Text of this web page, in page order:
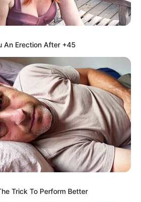
9 Ex-Actors Found
Paths
An Erection After +45
Trick To Perform Better